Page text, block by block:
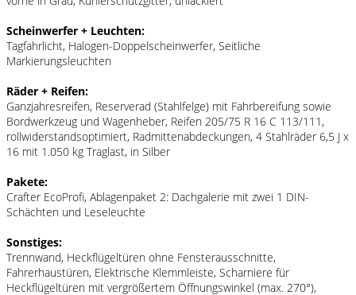
Scheinwerfer + Leuchten:
Tagfahrlicht, Halogen-Doppelscheinwerfer, Seitliche
Markierungsleuchten
Räder + Reifen:
Ganzjahresreifen, Reserverad (Stahlfelge) mit Fahrbereifung sowie
Bordwerkzeug und Wagenheber, Reifen 205/75 R 16 C 113/111,
rollwiderstandsoptimiert, Radmittenabdeckungen, 4 Stahlräder 6,5 J x
16 mit 1.050 kg Traglast, in Silber
Pakete:
Crafter EcoProfi, Ablagenpaket 2: Dachgalerie mit zwei 1 DIN-
Schächten und Leseleuchte
Sonstiges:
Trennwand, Heckflügeltüren ohne Fensterausschnitte,
Fahrerhaustüren, Elektrische Klemmleiste, Scharniere für
Heckflügeltüren mit vergrößertem Öffnungswinkel (max. 270°),